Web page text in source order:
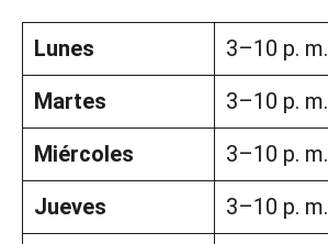
Lunes
3–10 p. m.
Martes
3–10 p. m.
Miércoles
3–10 p. m.
Jueves
3–10 p. m.